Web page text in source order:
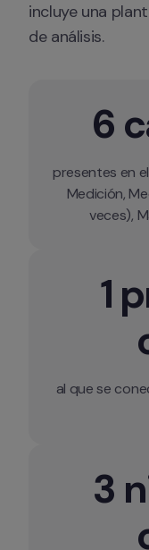
incluye una
de análisis.
6
presentes en
Medición,
1
al que se
3